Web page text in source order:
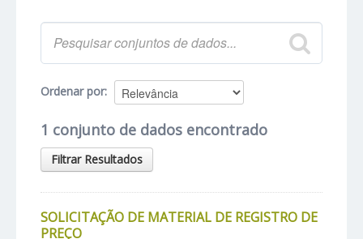
Ordenar por
1 conjunto de dados encontrado
Filtrar Resultados
SOLICITAÇÃO DE MATERIAL DE REGISTRO DE
PREÇO